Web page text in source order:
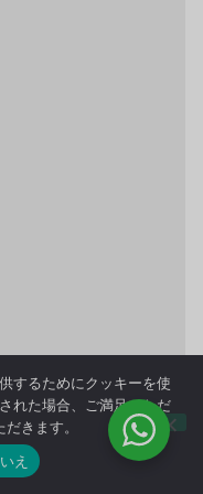
するためにクッキーを使
れた場合、ご満足いただ
きます。
え